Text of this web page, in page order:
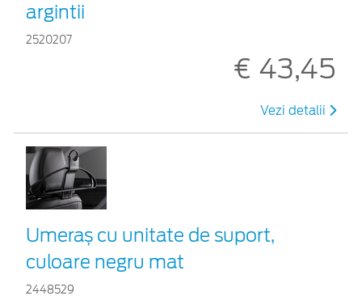
argintii
2520207
€ 43,45
Vezi detalii
Umeraș cu unitate de suport,
culoare negru mat
2448529